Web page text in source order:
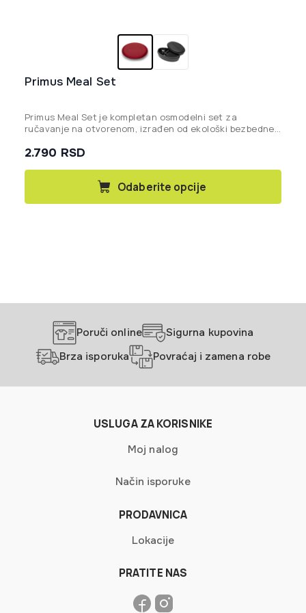
Primus Meal Set
2.790 RSD
Primus Meal Set je kompletan osmodelni set za
ručavanje na otvorenom, izrađen od ekološki bezbedne
piknike.
Odaberite opcije
Ovaj
ima
stranici
proizvoda.
Poruči online
Sigurna kupovina
Brza isporuka
Povraćaj i zamena robe
USLUGA ZA KORISNIKE
Moj nalog
Način isporuke
PRODAVNICA
Lokacije
PRATITE NAS